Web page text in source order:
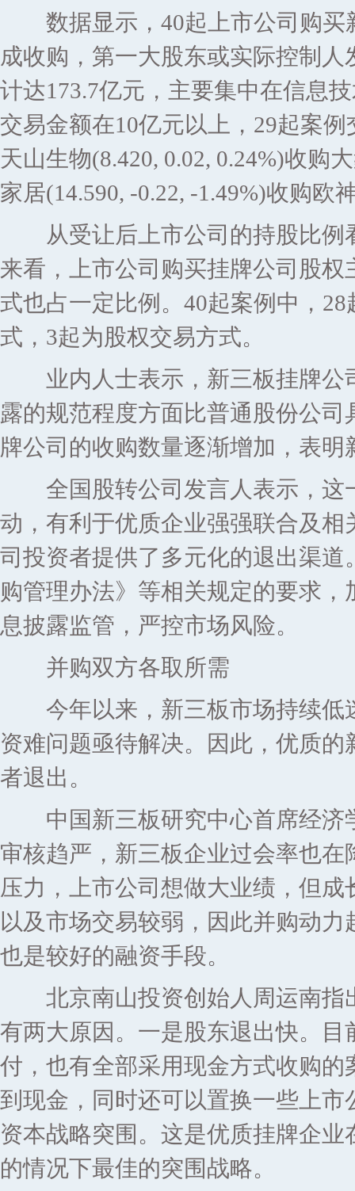
数据显示，40起上市公司购买
成收购，第一大股东或实际控制
计达173.7亿元，主要集中在信息
交易金额在10亿元以上，29起案
天山生物(8.420, 0.02, 0.24%)收购
家居(14.590, -0.22, -1.49%)收购欧
从受让后上市公司的持股比例
来看，上市公司购买挂牌公司股
式也占一定比例。40起案例中，
式，3起为股权交易方式。
业内人士表示，新三板挂牌公
露的规范程度方面比普通股份公
牌公司的收购数量逐渐增加，表
全国股转公司发言人表示，这
动，有利于优质企业强强联合及
司投资者提供了多元化的退出渠
购管理办法》等相关规定的要求
息披露监管，严控市场风险。
并购双方各取所需
今年以来，新三板市场持续低
资难问题亟待解决。因此，优质
者退出。
中国新三板研究中心首席经济
审核趋严，新三板企业过会率也
压力，上市公司想做大业绩，但
以及市场交易较弱，因此并购动
也是较好的融资手段。
北京南山投资创始人周运南指
有两大原因。一是股东退出快。
付，也有全部采用现金方式收购
到现金，同时还可以置换一些上
资本战略突围。这是优质挂牌企
的情况下最佳的突围战略。